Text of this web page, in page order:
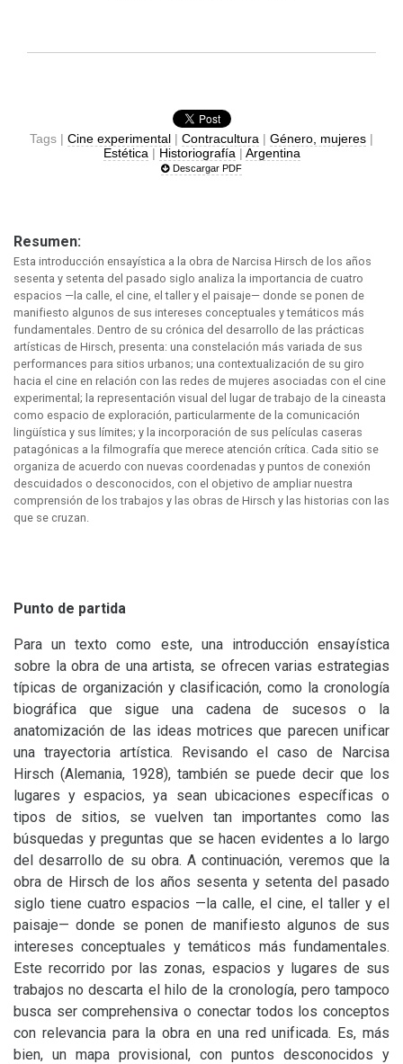
Tags | Cine experimental | Contracultura | Género, mujeres |
Estética | Historiografía | Argentina
Descargar PDF
Resumen:
Esta introducción ensayística a la obra de Narcisa Hirsch de los años
sesenta y setenta del pasado siglo analiza la importancia de cuatro
espacios —la calle, el cine, el taller y el paisaje— donde se ponen de
manifiesto algunos de sus intereses conceptuales y temáticos más
fundamentales. Dentro de su crónica del desarrollo de las prácticas
artísticas de Hirsch, presenta: una constelación más variada de sus
performances para sitios urbanos; una contextualización de su giro
hacia el cine en relación con las redes de mujeres asociadas con el cine
experimental; la representación visual del lugar de trabajo de la cineasta
como espacio de exploración, particularmente de la comunicación
lingüística y sus límites; y la incorporación de sus películas caseras
patagónicas a la filmografía que merece atención crítica. Cada sitio se
organiza de acuerdo con nuevas coordenadas y puntos de conexión
descuidados o desconocidos, con el objetivo de ampliar nuestra
comprensión de los trabajos y las obras de Hirsch y las historias con las
que se cruzan.
Punto de partida
Para un texto como este, una introducción ensayística
sobre la obra de una artista, se ofrecen varias estrategias
típicas de organización y clasificación, como la cronología
biográfica que sigue una cadena de sucesos o la
anatomización de las ideas motrices que parecen unificar
una trayectoria artística. Revisando el caso de Narcisa
Hirsch (Alemania, 1928), también se puede decir que los
lugares y espacios, ya sean ubicaciones específicas o
tipos de sitios, se vuelven tan importantes como las
búsquedas y preguntas que se hacen evidentes a lo largo
del desarrollo de su obra. A continuación, veremos que la
obra de Hirsch de los años sesenta y setenta del pasado
siglo tiene cuatro espacios —la calle, el cine, el taller y el
paisaje— donde se ponen de manifiesto algunos de sus
intereses conceptuales y temáticos más fundamentales.
Este recorrido por las zonas, espacios y lugares de sus
trabajos no descarta el hilo de la cronología, pero tampoco
busca ser comprehensiva o conectar todos los conceptos
con relevancia para la obra en una red unificada. Es, más
bien, un mapa provisional, con puntos desconocidos y